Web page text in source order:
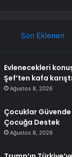
Son Eklenen
Evlenecekleri
Şef’ten kafa
Ağustos 8, 2026
Çocuklar Güvende
Çocuğa Destek
Ağustos 8, 2026